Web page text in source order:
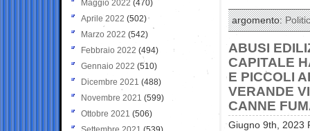
argomento:
ABUSI
CAPITALE
E PICCOLI
VERANDE
CANNE
Giugno 9th, 2023
Maggio 2022 (470)
Aprile 2022 (502)
Marzo 2022 (542)
Febbraio 2022 (494)
Gennaio 2022 (510)
Dicembre 2021 (488)
Novembre 2021 (599)
Ottobre 2021 (506)